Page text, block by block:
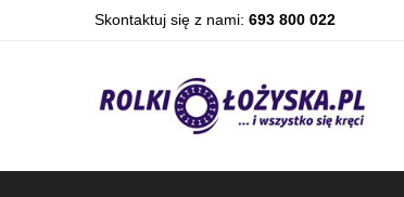
Skontaktuj się z nami: 693 800 022